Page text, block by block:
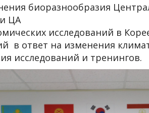
биоразнообразия
ЦА
исследований в
в ответ на изменения
исследований и тренингов.